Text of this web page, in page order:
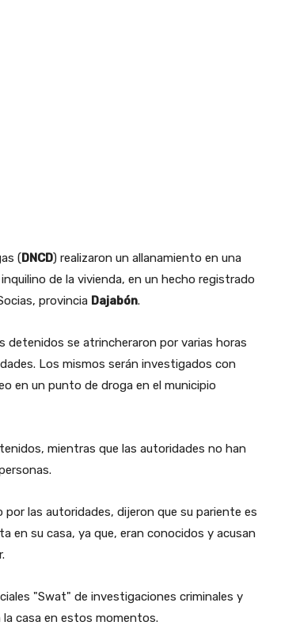
(DNCD) realizaron un allanamiento en una
de la vivienda, en un hecho registrado
provincia Dajabón.
detenidos se atrincheraron por varias horas
Los mismos serán investigados con
en un punto de droga en el municipio
mientras que las autoridades no han
las autoridades, dijeron que su pariente es
en su casa, ya que, eran conocidos y acusan
"Swat" de investigaciones criminales y
la casa en estos momentos.